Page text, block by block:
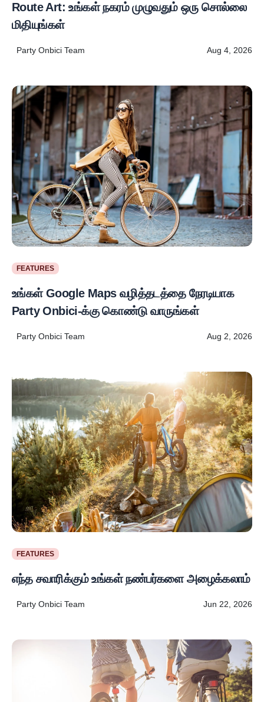
Route Art: உங்கள் நகரம் முழுவதும் ஒரு சொல்லை
மிதியுங்கள்
Party Onbici Team Aug 4, 2026
FEATURES
உங்கள் Google Maps வழித்தடத்தை நேரடியாக
Party Onbici-க்கு கொண்டு வாருங்கள்
Party Onbici Team Aug 2, 2026
FEATURES
எந்த சவாரிக்கும் உங்கள் நண்பர்களை அழைக்கலாம்
Party Onbici Team Jun 22, 2026